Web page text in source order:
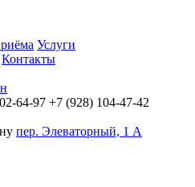
Услуги
Контакты
64-97 +7 (928) 104-47-42
пер. Элеваторный, 1 А